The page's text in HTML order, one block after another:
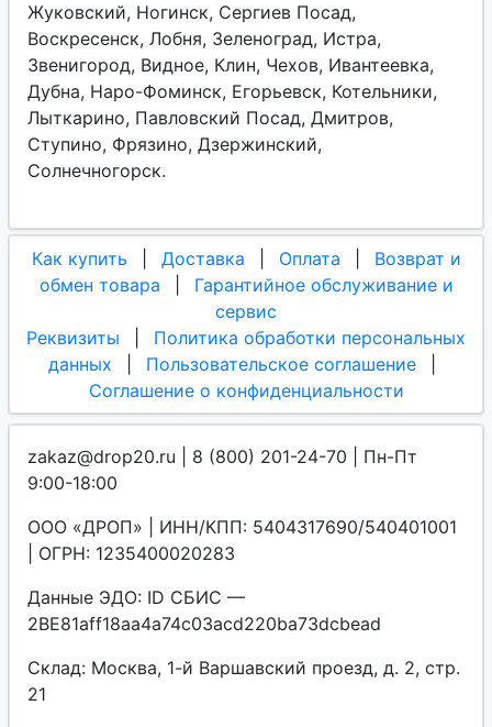
Жуковский, Ногинск, Сергиев Посад,
Воскресенск, Лобня, Зеленоград, Истра,
Звенигород, Видное, Клин, Чехов, Ивантеевка,
Дубна, Наро-Фоминск, Егорьевск, Котельники,
Лыткарино, Павловский Посад, Дмитров,
Ступино, Фрязино, Дзержинский,
Солнечногорск.
Как купить Доставка Оплата
Возврат и
обмен товара
Гарантийное обслуживание и
сервис
Реквизиты
Политика обработки персональных
данных
Пользовательское соглашение
Соглашение о конфиденциальности
zakaz@drop20.ru | 8 (800) 201-24-70 | Пн-Пт
9:00-18:00
ООО «ДРОП» | ИНН/КПП: 5404317690/540401001
| ОГРН: 1235400020283
Данные ЭДО: ID СБИС —
2BE81aff18aa4a74c03acd220ba73dcbead
Склад: Москва, 1-й Варшавский проезд, д. 2, стр.
21